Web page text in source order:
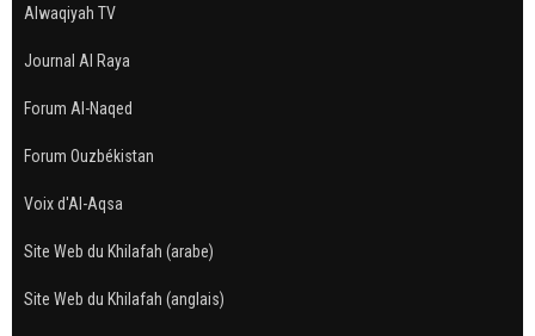
Alwaqiyah TV
Journal Al Raya
Forum Al-Naqed
Forum Ouzbékistan
Voix d'Al-Aqsa
Site Web du Khilafah (arabe)
Site Web du Khilafah (anglais)